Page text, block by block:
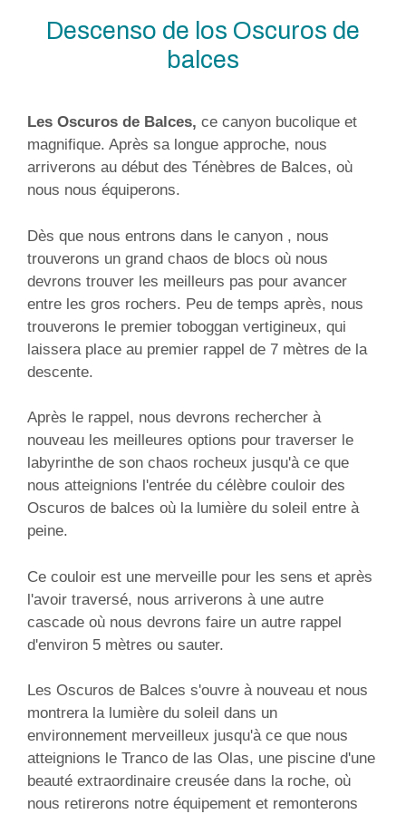
Descenso de los Oscuros de
balces
Les Oscuros de Balces, ce canyon bucolique et
magnifique. Après sa longue approche, nous
arriverons au début des Ténèbres de Balces, où
nous nous équiperons.
Dès que nous entrons dans le canyon , nous
trouverons un grand chaos de blocs où nous
devrons trouver les meilleurs pas pour avancer
entre les gros rochers. Peu de temps après, nous
trouverons le premier toboggan vertigineux, qui
laissera place au premier rappel de 7 mètres de la
descente.
Après le rappel, nous devrons rechercher à
nouveau les meilleures options pour traverser le
labyrinthe de son chaos rocheux jusqu'à ce que
nous atteignions l'entrée du célèbre couloir des
Oscuros de balces où la lumière du soleil entre à
peine.
Ce couloir est une merveille pour les sens et après
l'avoir traversé, nous arriverons à une autre
cascade où nous devrons faire un autre rappel
d'environ 5 mètres ou sauter.
Les Oscuros de Balces s'ouvre à nouveau et nous
montrera la lumière du soleil dans un
environnement merveilleux jusqu'à ce que nous
atteignions le Tranco de las Olas, une piscine d'une
beauté extraordinaire creusée dans la roche, où
nous retirerons notre équipement et remonterons